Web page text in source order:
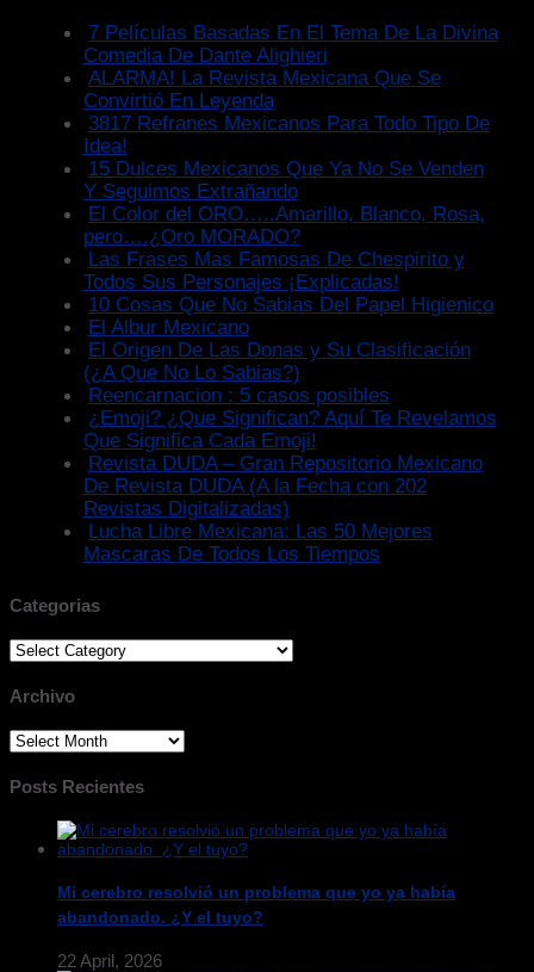
7 Películas Basadas En El Tema De La Divina
Comedia De Dante Alighieri
ALARMA! La Revista Mexicana Que Se
Convirtió En Leyenda
3817 Refranes Mexicanos Para Todo Tipo De
Idea!
15 Dulces Mexicanos Que Ya No Se Venden
Y Seguimos Extrañando
El Color del ORO…..Amarillo, Blanco, Rosa,
pero….¿Oro MORADO?
Las Frases Mas Famosas De Chespirito y
Todos Sus Personajes ¡Explicadas!
10 Cosas Que No Sabias Del Papel Higienico
El Albur Mexicano
El Origen De Las Donas y Su Clasificación
(¿A Que No Lo Sabias?)
Reencarnacion : 5 casos posibles
¿Emoji? ¿Que Significan? Aquí Te Revelamos
Que Significa Cada Emoji!
Revista DUDA – Gran Repositorio Mexicano
De Revista DUDA (A la Fecha con 202
Revistas Digitalizadas)
Lucha Libre Mexicana: Las 50 Mejores
Mascaras De Todos Los Tiempos
Categorias
Categorias
Archivo
Archivo
Posts Recientes
Mi cerebro resolvió un problema que yo ya había
abandonado. ¿Y el tuyo?
22 April, 2026